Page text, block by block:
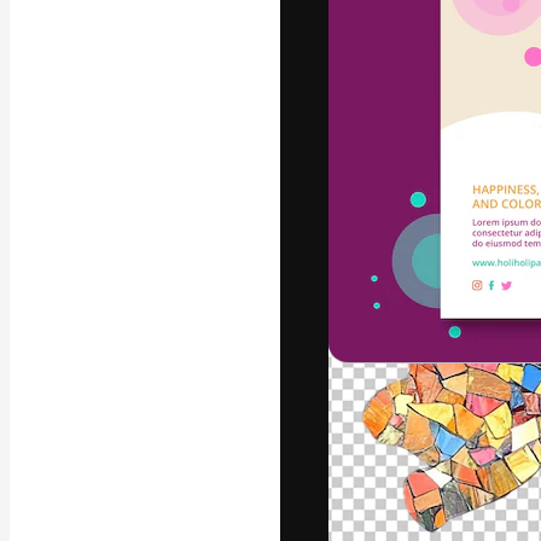
La
migliori lavori.
creativi,
Copyright ©